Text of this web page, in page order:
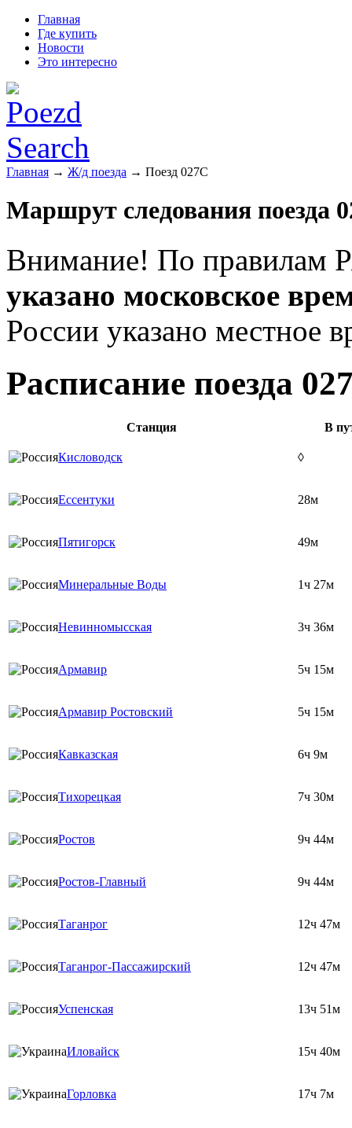
Главная
Где купить
Новости
Это интересно
Главная → Ж/д поезда → Поезд 027С
Маршрут следования поезда
Внимание! По правилам
указано московское
России указано местное
Расписание поезда
Станция В
Кисловодск ◊
Ессентуки 28м
Пятигорск 49м
Минеральные Воды 1ч 27м
Невинномысская 3ч 36м
Армавир 5ч 15м
Армавир Ростовский 5ч 15м
Кавказская 6ч 9м
Тихорецкая 7ч 30м
Ростов 9ч 44м
Ростов-Главный 9ч 44м
Таганрог 12ч 47м
Таганрог-Пассажирский 12ч 47м
Успенская 13ч 51м
Иловайск 15ч 40м
Горловка 17ч 7м